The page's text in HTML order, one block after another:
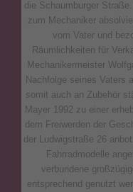
die Schaumburger
zum Mechaniker
vom Vater und
Räumlichkeiten für
Mechanikermeister
Nachfolge seines Vaters
somit auch an Zubehör
Mayer 1992 zu einer
dem Freiwerden der
der Ludwigstraße 26
Fahrradmodelle
verbundene
entsprechend genutzt